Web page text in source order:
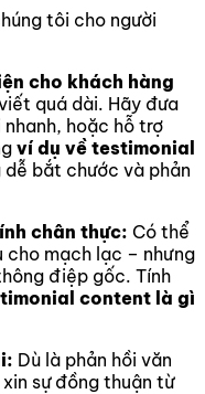
tôi cho người
cho khách hàng
quá dài. Hãy đưa
hoặc hỗ trợ
ví dụ về testimonial
dễ bắt chước và phản
chân thực: Có thể
cho mạch lạc – nhưng
điệp gốc. Tính
content là gì
Dù là phản hồi văn
sự đồng thuận từ